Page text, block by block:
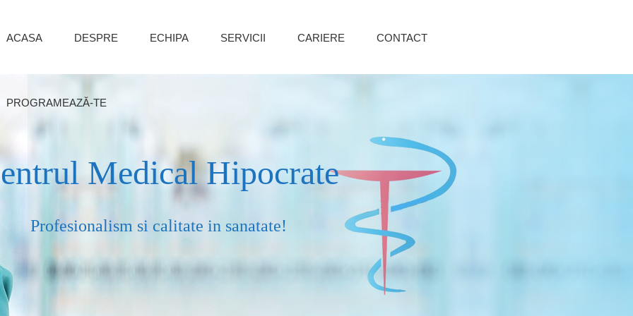
ACASA DESPRE ECHIPA SERVICII CARIERE CONTACT
PROGRAMEAZĂ-TE
Medical Hipocrate
Profesionalism si calitate in sanatate!